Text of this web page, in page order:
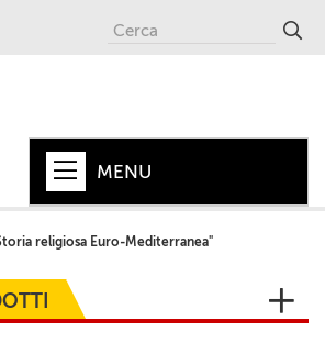
MENU
PAPA
+
VATICANO
religiosa Euro-Mediterranea"